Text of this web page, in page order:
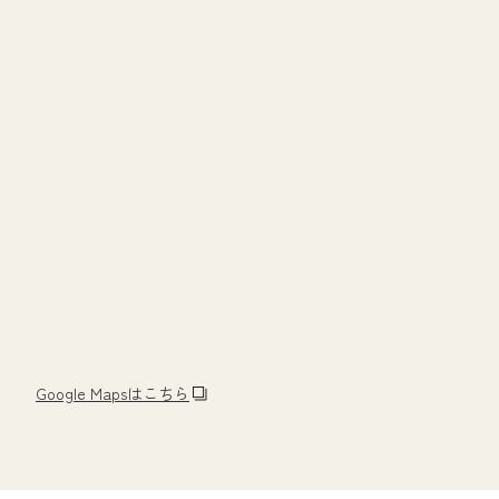
Google Mapsはこちら